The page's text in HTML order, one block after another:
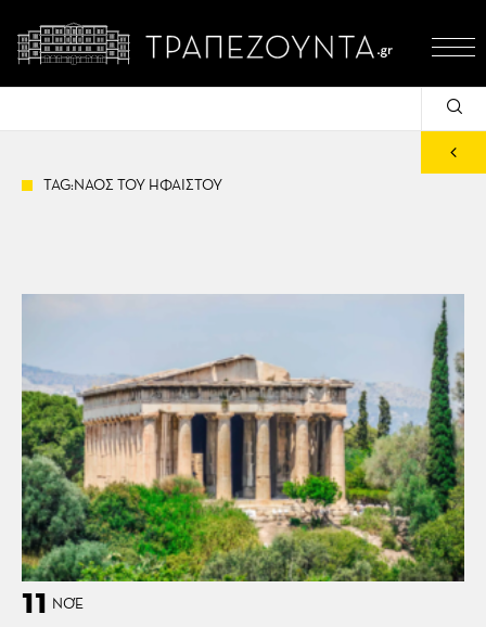
TAG:ΝΑΟΣ ΤΟΥ ΗΦΑΙΣΤΟΥ
11 ΝΟΈ